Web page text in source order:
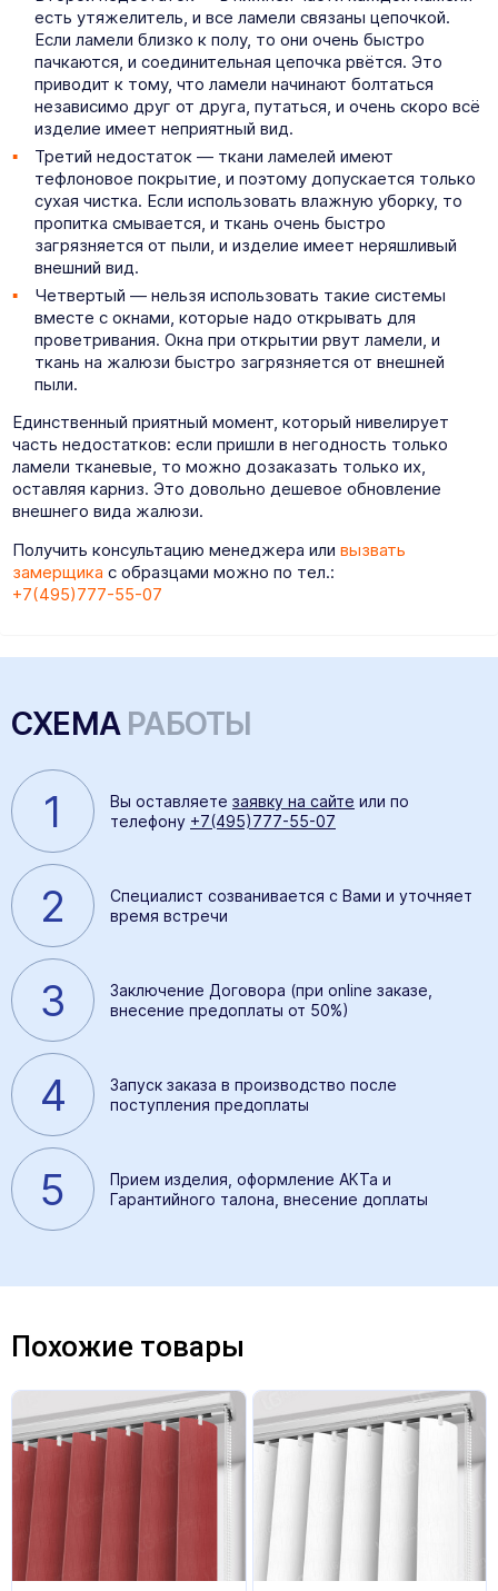
есть утяжелитель, и все ламели связаны цепочкой.
Если ламели близко к полу, то они очень быстро
пачкаются, и соединительная цепочка рвётся. Это
приводит к тому, что ламели начинают болтаться
независимо друг от друга, путаться, и очень скоро всё
изделие имеет неприятный вид.
Третий недостаток — ткани ламелей имеют
тефлоновое покрытие, и поэтому допускается только
сухая чистка. Если использовать влажную уборку, то
пропитка смывается, и ткань очень быстро
загрязняется от пыли, и изделие имеет неряшливый
внешний вид.
Четвертый — нельзя использовать такие системы
вместе с окнами, которые надо открывать для
проветривания. Окна при открытии рвут ламели, и
ткань на жалюзи быстро загрязняется от внешней
пыли.
Единственный приятный момент, который нивелирует
часть недостатков: если пришли в негодность только
ламели тканевые, то можно дозаказать только их,
оставляя карниз. Это довольно дешевое обновление
внешнего вида жалюзи.
Получить консультацию менеджера или вызвать
замерщика с образцами можно по тел.:
+7(495)777-55-07
СХЕМАРАБОТЫ
1 Вы оставляете заявку на сайте или по
телефону +7(495)777-55-07
2
Специалист созванивается с Вами и уточняет
время встречи
3
Заключение Договора (при online заказе,
внесение предоплаты от 50%)
4
Запуск заказа в производство после
поступления предоплаты
5
Прием изделия, оформление АКТа и
Гарантийного талона, внесение доплаты
Похожие товары